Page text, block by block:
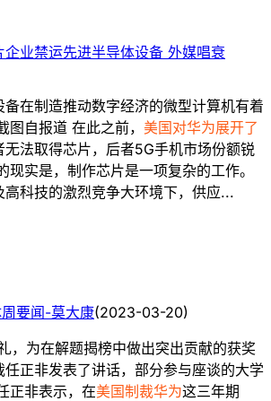
业禁运先进半导体设备 外媒唱衰
在制造推动数字经济的微型计算机有着
自报道 在此之前， 美国对华为展开了
无法取得芯片，后者5G手机市场份额锐
现实是，制作芯片是一项复杂的工作。
科技的激烈竞争大环境下，供应...
要闻-莫大康(2023-03-20)
，为在解题揭榜中做出突出贡献的获奖
任正非发表了讲话，部分参与座谈的大学
正非表示，在美国制裁华为这三年期